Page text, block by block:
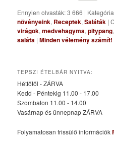
Ennyien olvasták: 3 666 |
növényeink, Receptek,Saláták |
virágok,medvehagyma,pitypang
saláta |Minden vélemény számít!
TEPSZI ÉTELBÁR NYITVA:
Hétfőtől - ZÁRVA
Kedd - Péntekig 11.00 - 17.00
Szombaton 11.00 - 14.00
Vasárnap és ünnepnap ZÁRVA
Folyamatosan frissülő információk